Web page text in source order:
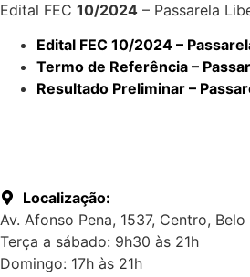
Edital FEC 10/2024 – Passarela
Edital FEC 10/2024 –
Termo de Referência –
Resultado Preliminar –
Localização:
Av. Afonso Pena, 1537, Centro,
Terça a sábado: 9h30 às 21h
Domingo: 17h às 21h